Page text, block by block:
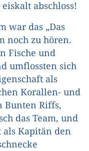
abschloss!
war das „Das
noch zu hören.
Fische und
umflossten sich
als
Korallen- und
Bunten Riffs,
das Team, und
Kapitän den